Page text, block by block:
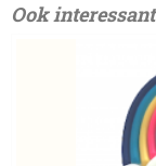
Ook interessant